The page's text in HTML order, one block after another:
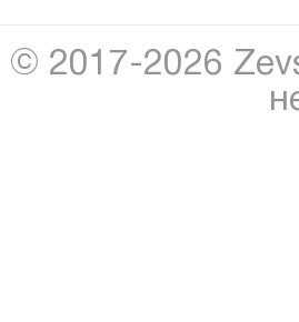
© 2017-2026